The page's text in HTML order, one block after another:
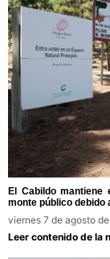
El Cabildo
monte público debido
viernes 7 de agosto
Leer contenido de la